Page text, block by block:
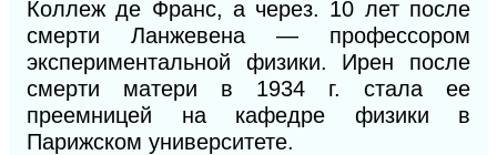
Коллеж де Франс, а через. 10 лет после
смерти Ланжевена — профессором
экспериментальной физики. Ирен после
смерти матери в 1934 г. стала ее
преемницей на кафедре физики в
Парижском университете.